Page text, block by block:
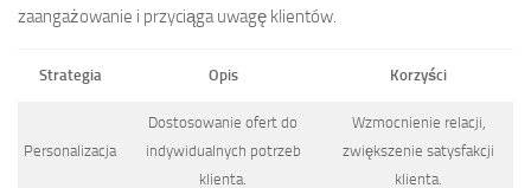
zaangażowanie i przyciąga uwagę klientów.
Strategia Opis Korzyści
Personalizacja
Dostosowanie ofert do
indywidualnych potrzeb
klienta.
Wzmocnienie relacji,
zwiększenie satysfakcji
klienta.